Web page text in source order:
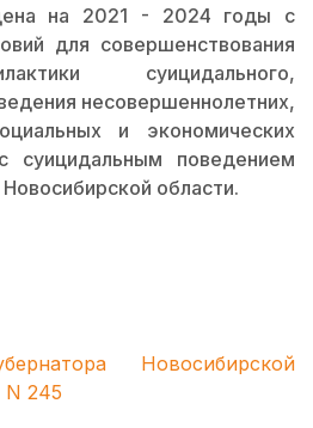
на 2021 - 2024 годы с
для совершенствования
суицидального,
несовершеннолетних,
и экономических
суицидальным поведением
области.
Новосибирской
N 245